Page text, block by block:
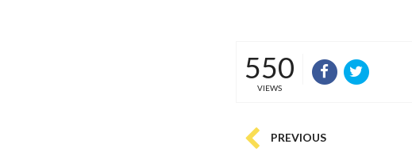
550
VIEWS
PREVIOUS